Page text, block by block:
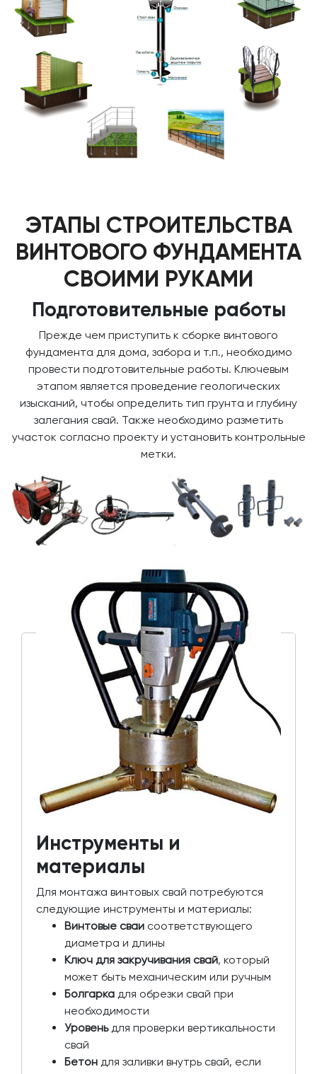
ЭТАПЫ СТРОИТЕЛЬСТВА
ВИНТОВОГО ФУНДАМЕНТА
СВОИМИ РУКАМИ
Подготовительные работы
Прежде чем приступить к сборке винтового
фундамента для дома, забора и т.п., необходимо
провести подготовительные работы. Ключевым
этапом является проведение геологических
изысканий, чтобы определить тип грунта и глубину
залегания свай. Также необходимо разметить
участок согласно проекту и установить контрольные
метки.
Инструменты и
материалы
Для монтажа винтовых свай потребуются
следующие инструменты и материалы:
Винтовые сваи соответствующего
диаметра и длины
Ключ для закручивания свай, который
может быть механическим или ручным
Болгарка для обрезки свай при
необходимости
Уровеньдля проверки вертикальности
свай
Бетон для заливки внутрь свай, если